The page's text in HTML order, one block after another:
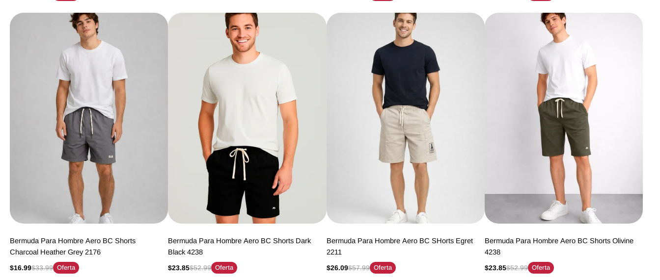
Bermuda Para Hombre Aero BC Shorts
Charcoal Heather Grey 2176
$16.99$33.99 Oferta
Bermuda Para Hombre Aero BC Shorts Dark
Black 4238
$23.85$52.99 Oferta
Bermuda Para Hombre Aero BC SHorts Egret
2211
$26.09$57.99 Oferta
Bermuda Para Hombre Aero BC Shorts Olivine
4238
$23.85$52.99 Oferta